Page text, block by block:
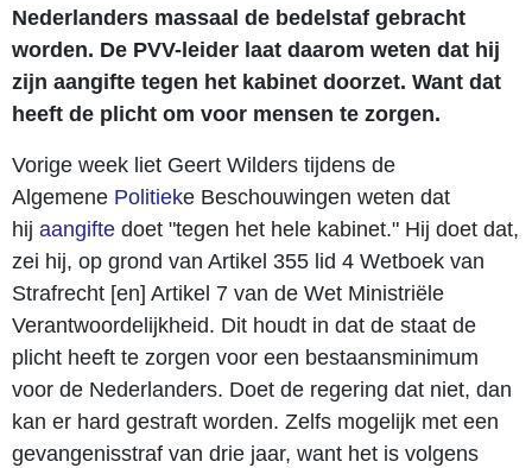
Nederlanders massaal de bedelstaf gebracht
worden. De PVV-leider laat daarom weten dat hij
zijn aangifte tegen het kabinet doorzet. Want dat
heeft de plicht om voor mensen te zorgen.
Vorige week liet Geert Wilders tijdens de
Algemene Politieke Beschouwingen weten dat
hij aangifte doet "tegen het hele kabinet." Hij doet dat,
zei hij, op grond van Artikel 355 lid 4 Wetboek van
Strafrecht [en] Artikel 7 van de Wet Ministriële
Verantwoordelijkheid. Dit houdt in dat de staat de
plicht heeft te zorgen voor een bestaansminimum
voor de Nederlanders. Doet de regering dat niet, dan
kan er hard gestraft worden. Zelfs mogelijk met een
gevangenisstraf van drie jaar, want het is volgens